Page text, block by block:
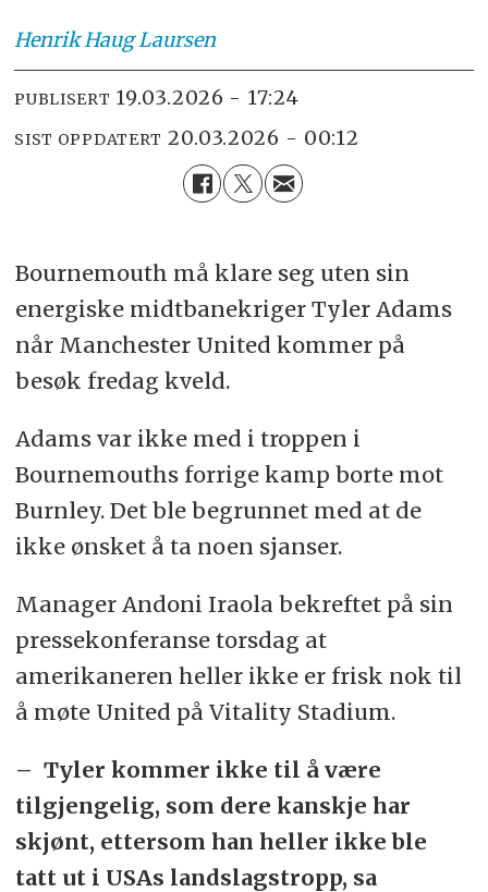
HenrikHaug Laursen
PUBLISERT 19.03.2026 - 17:24
SIST OPPDATERT 20.03.2026 - 00:12
Bournemouth må klare seg uten sin
energiske midtbanekriger Tyler Adams
når Manchester United kommer på
besøk fredag kveld.
Adams var ikke med i troppen i
Bournemouths forrige kamp borte mot
Burnley. Det ble begrunnet med at de
ikke ønsket å ta noen sjanser.
Manager Andoni Iraola bekreftet på sin
pressekonferanse torsdag at
amerikaneren heller ikke er frisk nok til
å møte United på Vitality Stadium.
– Tyler kommer ikke til å være
tilgjengelig, som dere kanskje har
skjønt, ettersom han heller ikke ble
tatt ut i USAs landslagstropp, sa